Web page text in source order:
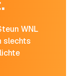
WNL
slechts